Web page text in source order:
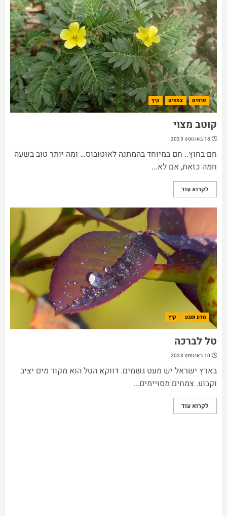
פרחים צמחים קיץ
קוטב מצוי
18 באוגוסט 2023
חם בחוץ.. חם במיוחד בהמתנה לאוטובוס… ומה יותר טוב בשעה
חמה כזאת, אם לא...
לקרוא עוד
מדע וטבע קיץ
טל לברכה
10 באוגוסט 2023
בארץ ישראל יש מעט גשמים. דווקא הטל הוא מקור מים יציב
וקבוע. צמחים מסויימים...
לקרוא עוד